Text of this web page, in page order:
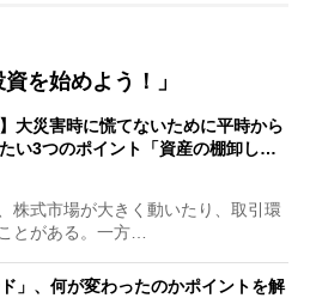
を始めよう！」
】大災害時に慌てないために平時から
い3つのポイント「資産の棚卸し…
株式市場が大きく動いたり、取引環
とがある。一方…
」、何が変わったのかポイントを解